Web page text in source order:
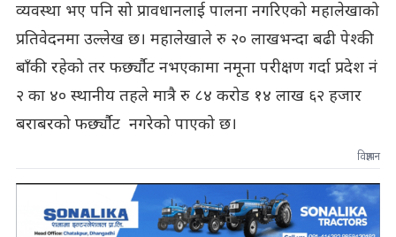
व्यवस्था भए पनि सो प्रावधानलाई पालना नगरिएको महालेखाको
प्रतिवेदनमा उल्लेख छ। महालेखाले रु २० लाखभन्दा बढी पेश्की
बाँकी रहेको तर फर्छ्यौट नभएकामा नमूना परीक्षण गर्दा प्रदेश नं
२ का ४० स्थानीय तहले मात्रै रु ८४ करोड १४ लाख ६२ हजार
बराबरको फर्छ्यौट नगरेको पाएको छ।
विज्ञापन